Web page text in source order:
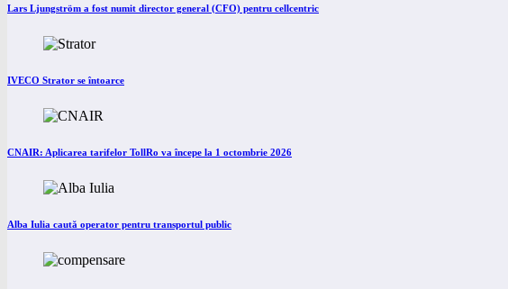
Lars Ljungström a fost numit director general (CFO) pentru cellcentric
IVECO Strator se întoarce
CNAIR: Aplicarea tarifelor TollRo va începe la 1 octombrie 2026
Alba Iulia caută operator pentru transportul public